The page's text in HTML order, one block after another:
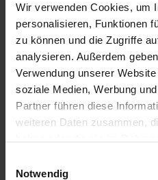
Wir verwenden Cookies, um
personalisieren, Funktionen
zu können und die Zugriffe
analysieren. Außerdem
Verwendung unserer
soziale Medien, Werbung
Partner führen diese
weiteren Daten zusammen,
Notwendig
Neueste Beiträge
Stropek im Jahr 2021
Motorsport-Aktuell